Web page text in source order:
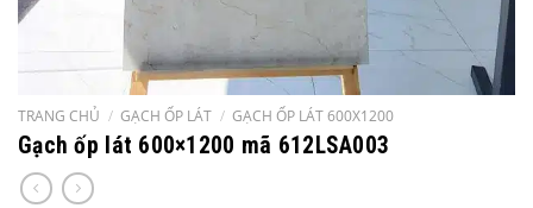
TRANG CHỦ / GẠCH ỐP LÁT / GẠCH ỐP LÁT 600X1200
Gạch ốp lát 600×1200 mã 612LSA003